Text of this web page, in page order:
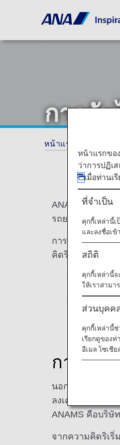
การอั
หน้าแรก
ANA MOTOR
รถยนต์ไฟฟ้า*2
การเปลี่ยนอุปก
คิดริเริ่มใหม่ในก
*1 ยานพาหน
*2 ขับเคลื่อน
การอัพ
นอกจากรถบรรทุ
ลงเครื่องบิน แล
ANAMS คือบริษั
จากความคิดริเริ่
หน้าแรกขอ
ว่าการปฏิเ
เมื่อท่านเ
ที่จำเป็น
คุกกี้เหล่านี้
และลงชื่อเข้
สถิติ
คุกกี้เหล่านี้จ
ให้เราสามา
ส่วนบุคค
คุกกี้เหล่านี้
เรียกดูของ
อีเมล โซเชี